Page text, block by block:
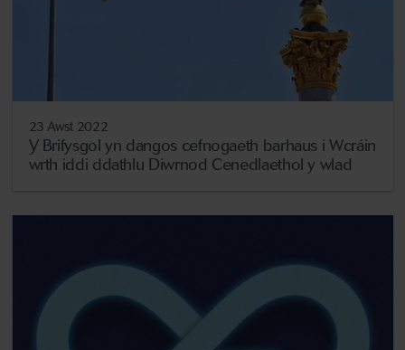
23 Awst 2022
Y Brifysgol yn dangos cefnogaeth barhaus i Wcráin
wrth iddi ddathlu Diwrnod Cenedlaethol y wlad